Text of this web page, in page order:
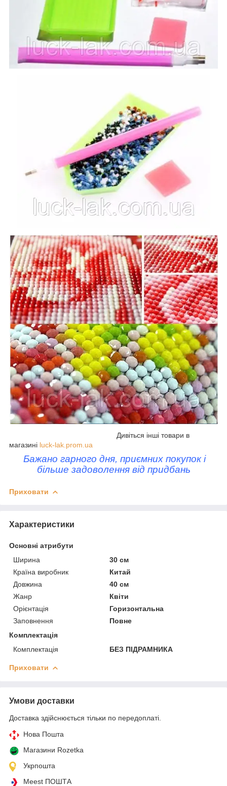
Дивіться інші товари в
магазині luck-lak.prom.ua
Бажано гарного дня, приємних покупок і
більше задоволення від придбань
Приховати
Характеристики
Основні атрибути
Ширина
30 см
Країна виробник
Китай
Довжина
40 см
Жанр
Квіти
Орієнтація
Горизонтальна
Заповнення
Повне
Комплектація
Комплектація
БЕЗ ПІДРАМНИКА
Приховати
Умови доставки
Доставка здійснюється тільки по передоплаті.
Нова Пошта
Магазини Rozetka
Укрпошта
Meest ПОШТА